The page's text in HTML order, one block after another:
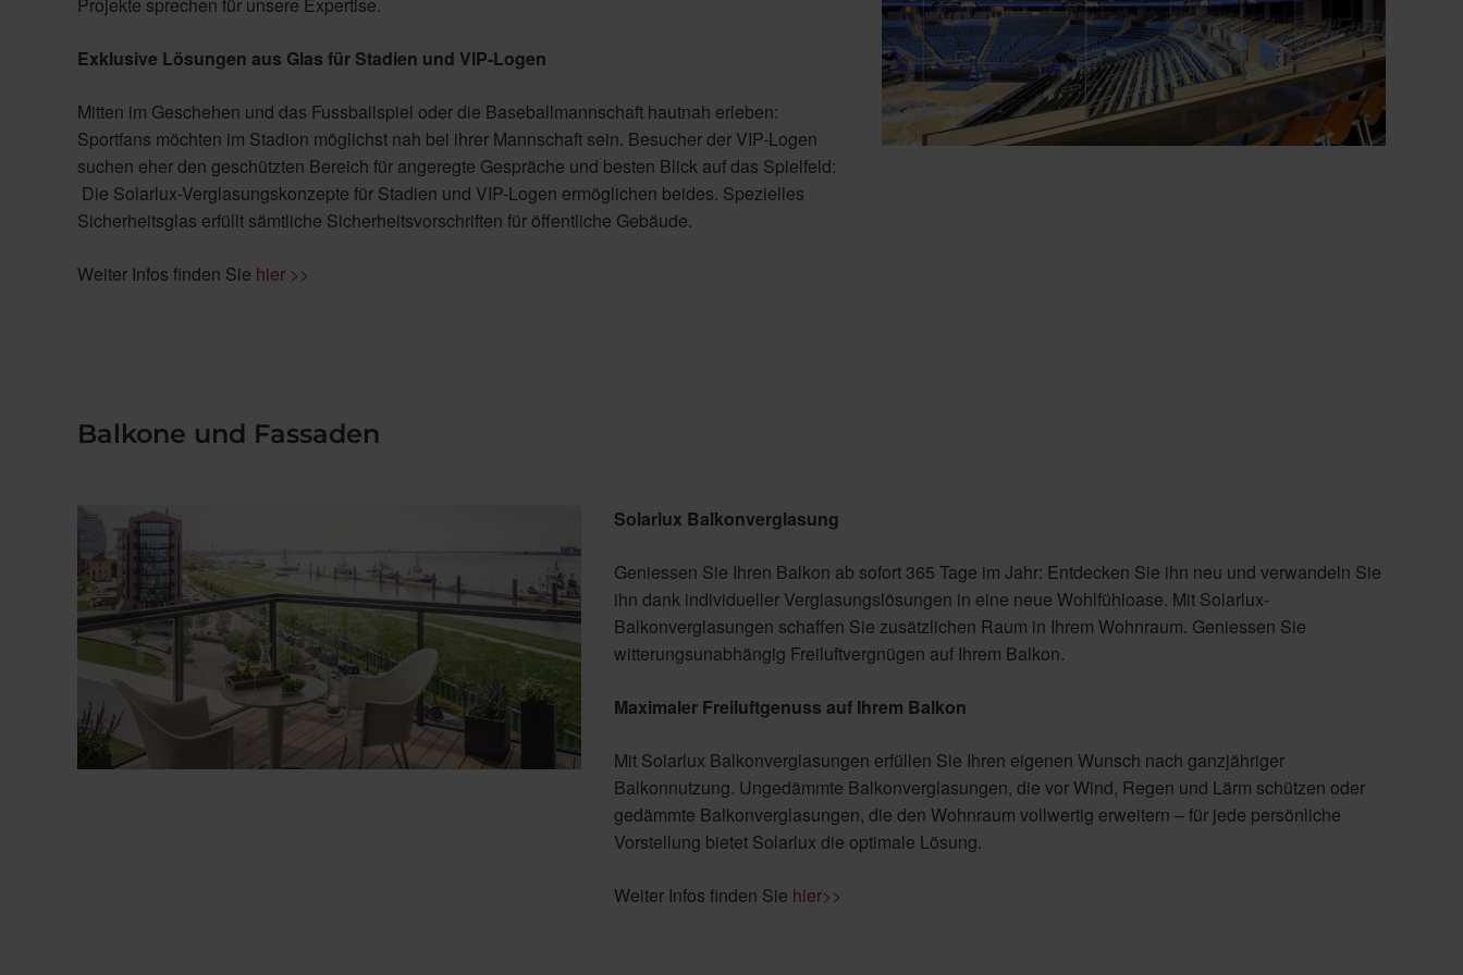
Exklusive Lösungen aus Glas für Stadien und VIP-Logen
Mitten im Geschehen und das Fussballspiel oder die Baseballmannschaft hautnah erleben:
Sportfans möchten im Stadion möglichst nah bei ihrer Mannschaft sein. Besucher der VIP-Logen
suchen eher den geschützten Bereich für angeregte Gespräche und besten Blick auf das Spielfeld:
Die Solarlux-Verglasungskonzepte für Stadien und VIP-Logen ermöglichen beides. Spezielles
Sicherheitsglas erfüllt sämtliche Sicherheitsvorschriften für öffentliche Gebäude.
Weiter Infos finden Sie hier >>
Balkone und Fassaden
Solarlux Balkonverglasung
Geniessen Sie Ihren Balkon ab sofort 365 Tage im Jahr: Entdecken Sie ihn neu und verwandeln Sie
ihn dank individueller Verglasungslösungen in eine neue Wohlfühloase. Mit Solarlux-
Balkonverglasungen schaffen Sie zusätzlichen Raum in Ihrem Wohnraum. Geniessen Sie
witterungsunabhängig Freiluftvergnügen auf Ihrem Balkon.
Maximaler Freiluftgenuss auf Ihrem Balkon
Mit Solarlux Balkonverglasungen erfüllen Sie Ihren eigenen Wunsch nach ganzjähriger
Balkonnutzung. Ungedämmte Balkonverglasungen, die vor Wind, Regen und Lärm schützen oder
gedämmte Balkonverglasungen, die den Wohnraum vollwertig erweitern – für jede persönliche
Vorstellung bietet Solarlux die optimale Lösung.
Weiter Infos finden Sie hier>>